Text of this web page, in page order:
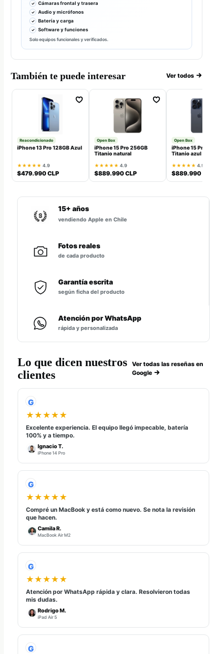
Cámaras frontal y trasera
Audio y micrófonos
Batería y carga
Software y funciones
Solo equipos funcionales y verificados.
También te puede interesar Ver todos
Reacondicionado
iPhone 13 Pro 128GB Azul
★★★★★ 4.9
$479.990 CLP
Open Box
iPhone 15 Pro 256GB
Titanio natural
★★★★★ 4.9
$889.990 CLP
Open Box
iPhone 15 Pro
Titanio azul
★★★★★ 4.9
$889.990 CLP
15+ años
vendiendo Apple en Chile
Fotos reales
de cada producto
Garantía escrita
según ficha del producto
Atención por WhatsApp
rápida y personalizada
Lo que dicen nuestros
clientes
Ver todas las reseñas en
Google
G
★★★★★
Excelente experiencia. El equipo llegó impecable, batería
100% y a tiempo.
Ignacio T.
iPhone 14 Pro
G
★★★★★
Compré un MacBook y está como nuevo. Se nota la revisión
que hacen.
Camila R.
MacBook Air M2
G
★★★★★
Atención por WhatsApp rápida y clara. Resolvieron todas
mis dudas.
Rodrigo M.
iPad Air 5
G